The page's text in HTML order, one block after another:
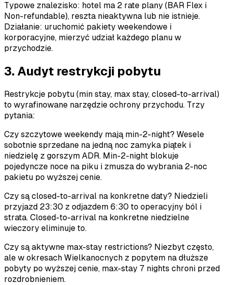
Typowe znalezisko: hotel ma 2 rate plany (BAR Flex i
Non-refundable), reszta nieaktywna lub nie istnieje.
Działanie: uruchomić pakiety weekendowe i
korporacyjne, mierzyć udział każdego planu w
przychodzie.
3. Audyt restrykcji pobytu
Restrykcje pobytu (min stay, max stay, closed-to-arrival)
to wyrafinowane narzędzie ochrony przychodu. Trzy
pytania:
Czy szczytowe weekendy mają min-2-night? Wesele
sobotnie sprzedane na jedną noc zamyka piątek i
niedzielę z gorszym ADR. Min-2-night blokuje
pojedyncze noce na piku i zmusza do wybrania 2-noc
pakietu po wyższej cenie.
Czy są closed-to-arrival na konkretne daty? Niedzieli
przyjazd 23:30 z odjazdem 6:30 to operacyjny ból i
strata. Closed-to-arrival na konkretne niedzielne
wieczory eliminuje to.
Czy są aktywne max-stay restrictions? Niezbyt często,
ale w okresach Wielkanocnych z popytem na dłuższe
pobyty po wyższej cenie, max-stay 7 nights chroni przed
rozdrobnieniem.